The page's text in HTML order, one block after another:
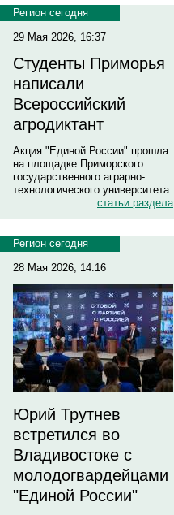
Регион сегодня
29 Мая 2026, 16:37
Студенты Приморья
написали
Всероссийский
агродиктант
Акция "Единой России" прошла
на площадке Приморского
государственного аграрно-
технологического университета
статьи раздела
Регион сегодня
28 Мая 2026, 14:16
Юрий Трутнев
встретился во
Владивостоке с
молодогвардейцами
"Единой России"